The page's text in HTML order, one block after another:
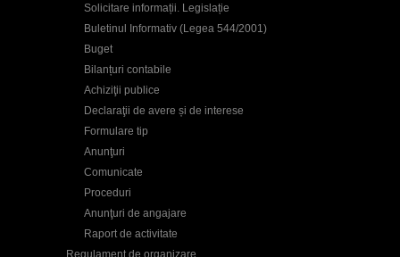
Solicitare informații. Legislație
Buletinul Informativ (Legea 544/2001)
Buget
Bilanțuri contabile
Achiziţii publice
Declaraţii de avere și de interese
Formulare tip
Anunţuri
Comunicate
Proceduri
Anunţuri de angajare
Raport de activitate
Regulament de organizare